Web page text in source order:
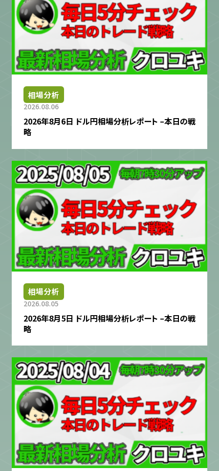
相場分析
2026.08.06
2026年8月6日 ドル円相場分析レポート –本日の戦
略
相場分析
2026.08.05
2026年8月5日 ドル円相場分析レポート –本日の戦
略